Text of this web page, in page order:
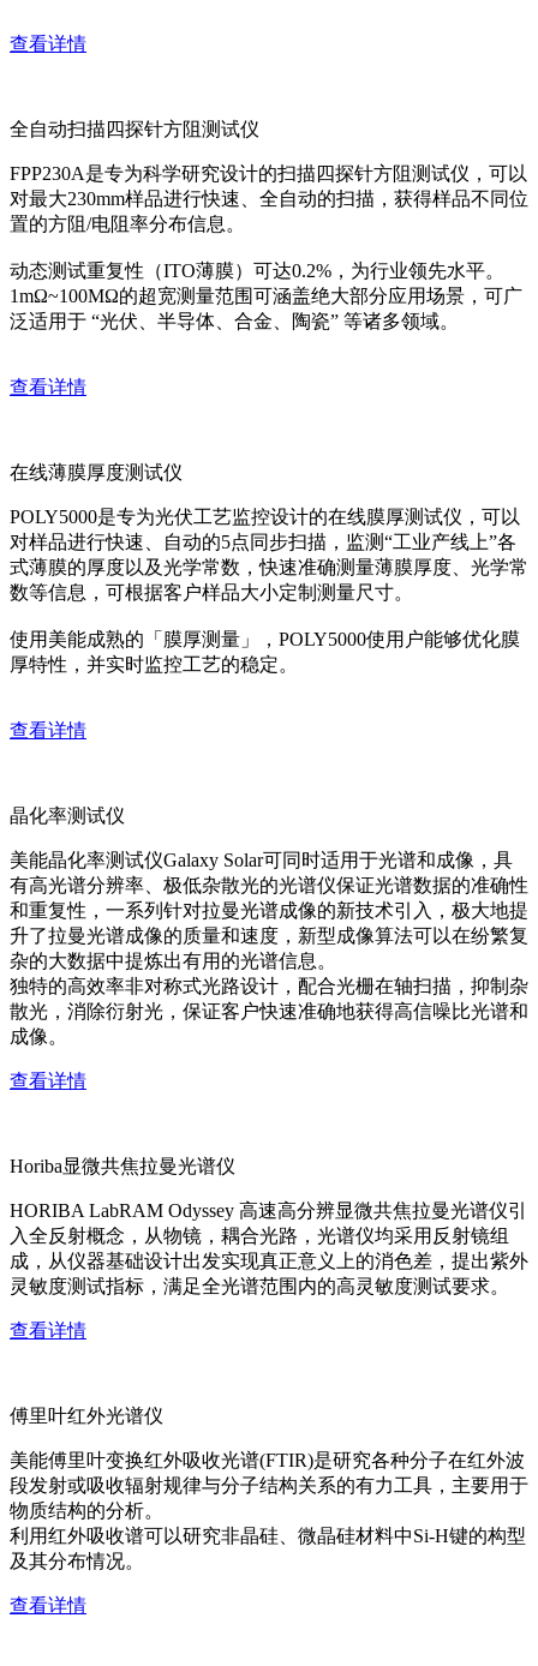
查看详情
全自动扫描四探针方阻测试仪
FPP230A是专为科学研究设计的扫描四探针方阻测试仪，可以
对最大230mm样品进行快速、全自动的扫描，获得样品不同位
置的方阻/电阻率分布信息。
动态测试重复性（ITO薄膜）可达0.2%，为行业领先水平。
1mΩ~100MΩ的超宽测量范围可涵盖绝大部分应用场景，可广
泛适用于 “光伏、半导体、合金、陶瓷” 等诸多领域。
查看详情
在线薄膜厚度测试仪
POLY5000是专为光伏工艺监控设计的在线膜厚测试仪，可以
对样品进行快速、自动的5点同步扫描，监测“工业产线上”各
式薄膜的厚度以及光学常数，快速准确测量薄膜厚度、光学常
数等信息，可根据客户样品大小定制测量尺寸。
使用美能成熟的「膜厚测量」，POLY5000使用户能够优化膜
厚特性，并实时监控工艺的稳定。
查看详情
晶化率测试仪
美能晶化率测试仪Galaxy Solar可同时适用于光谱和成像，具
有高光谱分辨率、极低杂散光的光谱仪保证光谱数据的准确性
和重复性，一系列针对拉曼光谱成像的新技术引入，极大地提
升了拉曼光谱成像的质量和速度，新型成像算法可以在纷繁复
杂的大数据中提炼出有用的光谱信息。
独特的高效率非对称式光路设计，配合光栅在轴扫描，抑制杂
散光，消除衍射光，保证客户快速准确地获得高信噪比光谱和
成像。
查看详情
Horiba显微共焦拉曼光谱仪
HORIBA LabRAM Odyssey 高速高分辨显微共焦拉曼光谱仪引
入全反射概念，从物镜，耦合光路，光谱仪均采用反射镜组
成，从仪器基础设计出发实现真正意义上的消色差，提出紫外
灵敏度测试指标，满足全光谱范围内的高灵敏度测试要求。
查看详情
傅里叶红外光谱仪
美能傅里叶变换红外吸收光谱(FTIR)是研究各种分子在红外波
段发射或吸收辐射规律与分子结构关系的有力工具，主要用于
物质结构的分析。
利用红外吸收谱可以研究非晶硅、微晶硅材料中Si-H键的构型
及其分布情况。
查看详情